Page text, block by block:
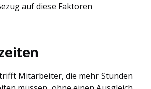
auf diese Faktoren
Mitarbeiter, die mehr Stunden